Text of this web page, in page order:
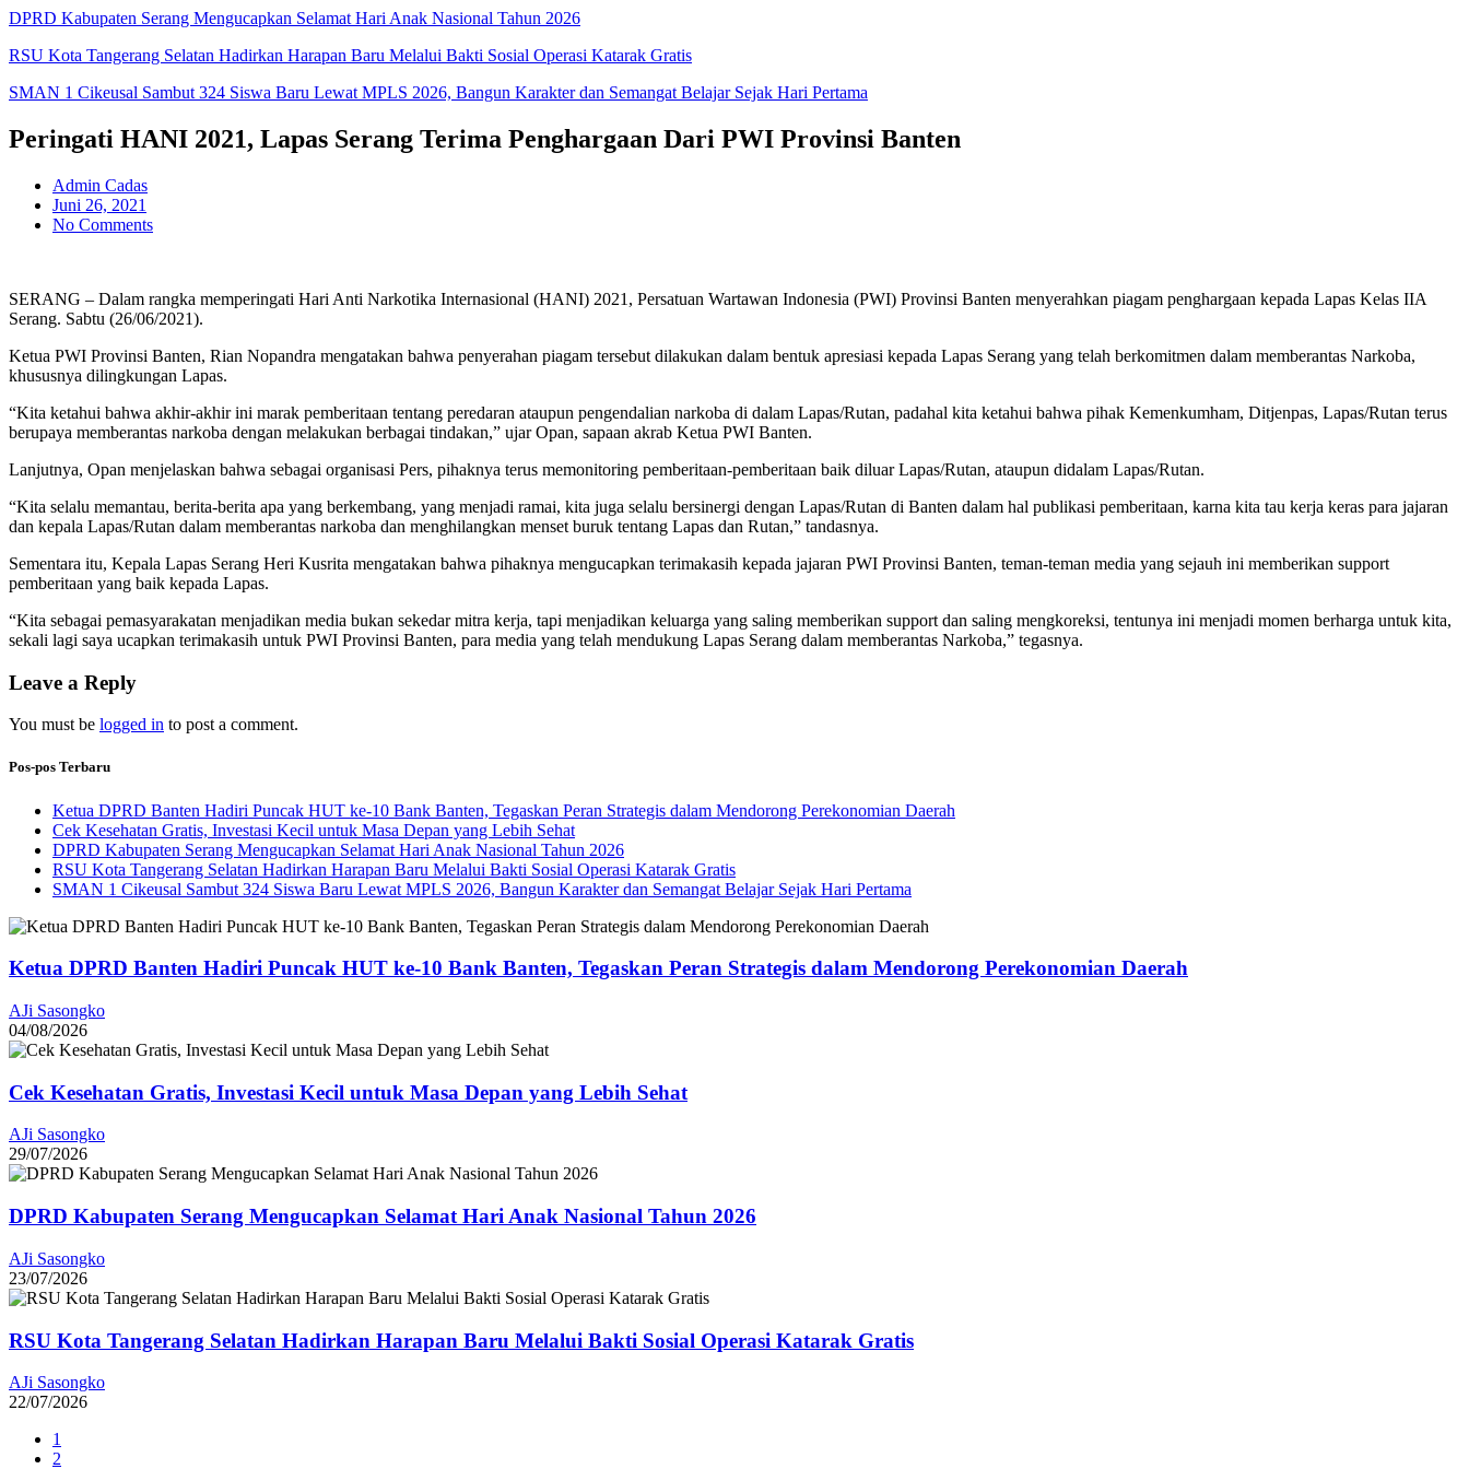
DPRD Kabupaten Serang Mengucapkan Selamat Hari Anak Nasional Tahun 2026
RSU Kota Tangerang Selatan Hadirkan Harapan Baru Melalui Bakti Sosial Operasi Katarak Gratis
SMAN 1 Cikeusal Sambut 324 Siswa Baru Lewat MPLS 2026, Bangun Karakter dan Semangat Belajar Sejak Hari Pertama
Peringati HANI 2021, Lapas Serang Terima Penghargaan Dari PWI Provinsi Banten
Admin Cadas
Juni 26, 2021
No Comments
SERANG – Dalam rangka memperingati Hari Anti Narkotika Internasional (HANI) 2021, Persatuan Wartawan Indonesia (PWI) Provinsi Banten menyerahkan piagam penghargaan kepada Lapas Kelas IIA
Serang. Sabtu (26/06/2021).
Ketua PWI Provinsi Banten, Rian Nopandra mengatakan bahwa penyerahan piagam tersebut dilakukan dalam bentuk apresiasi kepada Lapas Serang yang telah berkomitmen dalam memberantas Narkoba,
khususnya dilingkungan Lapas.
“Kita ketahui bahwa akhir-akhir ini marak pemberitaan tentang peredaran ataupun pengendalian narkoba di dalam Lapas/Rutan, padahal kita ketahui bahwa pihak Kemenkumham, Ditjenpas, Lapas/Rutan terus
berupaya memberantas narkoba dengan melakukan berbagai tindakan,” ujar Opan, sapaan akrab Ketua PWI Banten.
Lanjutnya, Opan menjelaskan bahwa sebagai organisasi Pers, pihaknya terus memonitoring pemberitaan-pemberitaan baik diluar Lapas/Rutan, ataupun didalam Lapas/Rutan.
“Kita selalu memantau, berita-berita apa yang berkembang, yang menjadi ramai, kita juga selalu bersinergi dengan Lapas/Rutan di Banten dalam hal publikasi pemberitaan, karna kita tau kerja keras para jajaran
dan kepala Lapas/Rutan dalam memberantas narkoba dan menghilangkan menset buruk tentang Lapas dan Rutan,” tandasnya.
Sementara itu, Kepala Lapas Serang Heri Kusrita mengatakan bahwa pihaknya mengucapkan terimakasih kepada jajaran PWI Provinsi Banten, teman-teman media yang sejauh ini memberikan support
pemberitaan yang baik kepada Lapas.
“Kita sebagai pemasyarakatan menjadikan media bukan sekedar mitra kerja, tapi menjadikan keluarga yang saling memberikan support dan saling mengkoreksi, tentunya ini menjadi momen berharga untuk kita,
sekali lagi saya ucapkan terimakasih untuk PWI Provinsi Banten, para media yang telah mendukung Lapas Serang dalam memberantas Narkoba,” tegasnya.
Leave a Reply
You must be logged in to post a comment.
Pos-pos Terbaru
Ketua DPRD Banten Hadiri Puncak HUT ke-10 Bank Banten, Tegaskan Peran Strategis dalam Mendorong Perekonomian Daerah
Cek Kesehatan Gratis, Investasi Kecil untuk Masa Depan yang Lebih Sehat
DPRD Kabupaten Serang Mengucapkan Selamat Hari Anak Nasional Tahun 2026
RSU Kota Tangerang Selatan Hadirkan Harapan Baru Melalui Bakti Sosial Operasi Katarak Gratis
SMAN 1 Cikeusal Sambut 324 Siswa Baru Lewat MPLS 2026, Bangun Karakter dan Semangat Belajar Sejak Hari Pertama
Ketua DPRD Banten Hadiri Puncak HUT ke-10 Bank Banten, Tegaskan Peran Strategis dalam Mendorong Perekonomian Daerah
AJi Sasongko
04/08/2026
Cek Kesehatan Gratis, Investasi Kecil untuk Masa Depan yang Lebih Sehat
AJi Sasongko
29/07/2026
DPRD Kabupaten Serang Mengucapkan Selamat Hari Anak Nasional Tahun 2026
AJi Sasongko
23/07/2026
RSU Kota Tangerang Selatan Hadirkan Harapan Baru Melalui Bakti Sosial Operasi Katarak Gratis
AJi Sasongko
22/07/2026
1
2